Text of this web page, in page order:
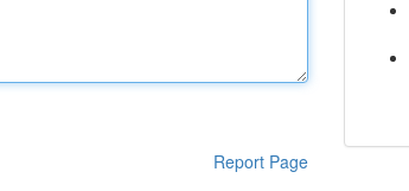
Report Page